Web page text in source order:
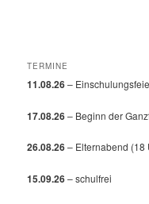
Willkommen zum neuen
Sommerfest der